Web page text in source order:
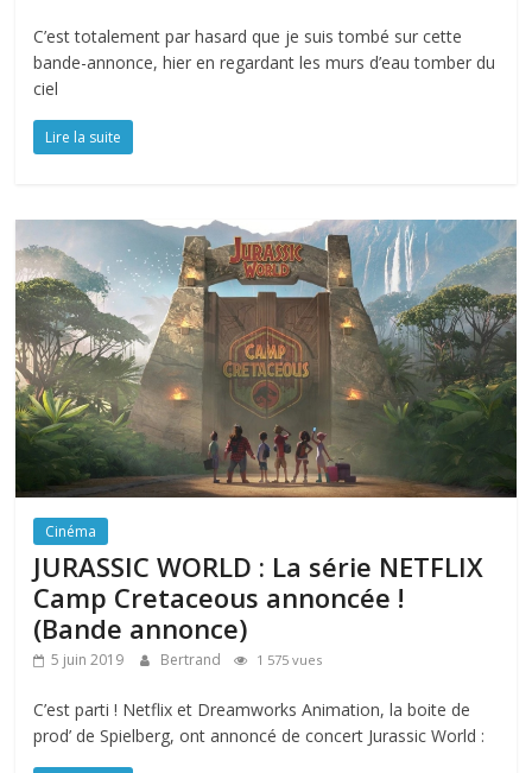
C’est totalement par hasard que je suis tombé sur cette
bande-annonce, hier en regardant les murs d’eau tomber du
ciel
Lire la suite
Cinéma
JURASSIC WORLD : La série NETFLIX
Camp Cretaceous annoncée !
(Bande annonce)
5 juin 2019 Bertrand 1 575 vues
C’est parti ! Netflix et Dreamworks Animation, la boite de
prod’ de Spielberg, ont annoncé de concert Jurassic World :